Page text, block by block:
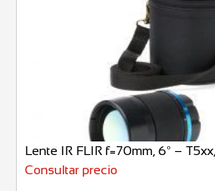
Lente IR FLIR f=70mm, 6º –
Consultar precio